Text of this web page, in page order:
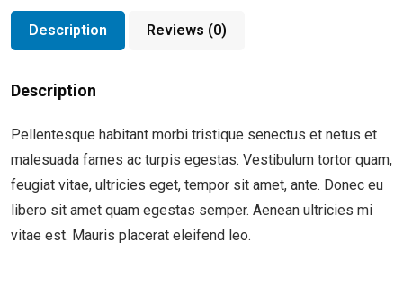
Description Reviews (0)
Description
Pellentesque habitant morbi tristique senectus et netus et
malesuada fames ac turpis egestas. Vestibulum tortor quam,
feugiat vitae, ultricies eget, tempor sit amet, ante. Donec eu
libero sit amet quam egestas semper. Aenean ultricies mi
vitae est. Mauris placerat eleifend leo.